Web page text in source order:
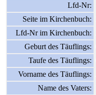
Lfd-Nr:
Seite im Kirchenbuch:
Lfd-Nr im Kirchenbuch:
Geburt des Täuflings:
Taufe des Täuflings:
Vorname des Täuflings:
Name des Vaters: